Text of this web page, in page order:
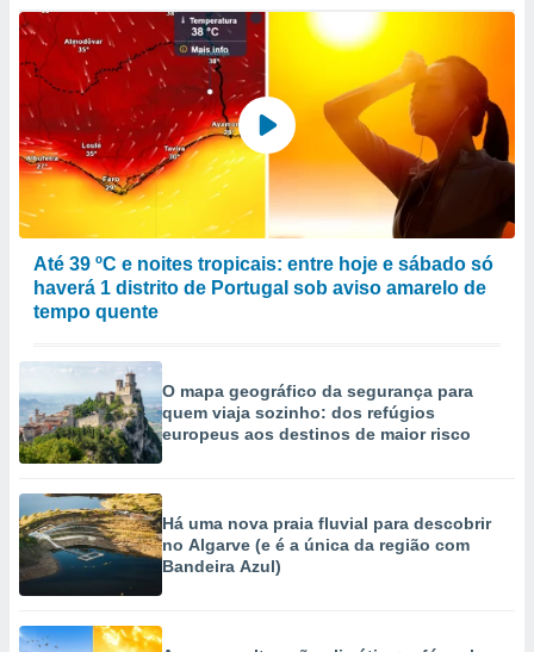
Até 39 ºC e noites tropicais: entre hoje e sábado só
haverá 1 distrito de Portugal sob aviso amarelo de
tempo quente
O mapa geográfico da segurança para
quem viaja sozinho: dos refúgios
europeus aos destinos de maior risco
Há uma nova praia fluvial para descobrir
no Algarve (e é a única da região com
Bandeira Azul)